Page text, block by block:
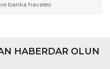
banka havalesi
HABERDAR OLUN